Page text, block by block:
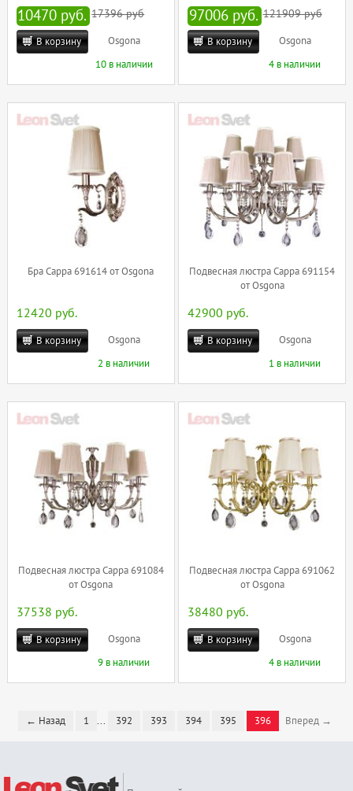
10470 руб. 17396 руб
В корзину
Osgona
10 в наличии
97006 руб. 121909 руб
В корзину
Osgona
4 в наличии
Бра Cappa 691614 от Osgona
12420 руб.
В корзину
Osgona
2 в наличии
Подвесная люстра Cappa 691154
от Osgona
42900 руб.
В корзину
Osgona
1 в наличии
Подвесная люстра Cappa 691084
от Osgona
37538 руб.
В корзину
Osgona
9 в наличии
Подвесная люстра Cappa 691062
от Osgona
38480 руб.
В корзину
Osgona
4 в наличии
← Назад 1 ... 392 393 394 395 396 Вперед →